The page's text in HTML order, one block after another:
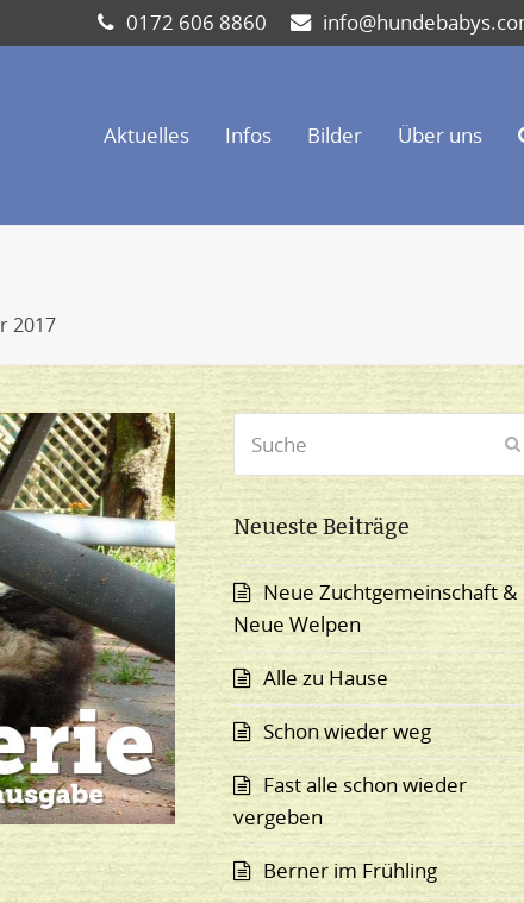
0172 606 8860
Aktuelles Infos Bilder Über uns
2017
Neueste Beiträge
Neue Zuchtgemeinschaft &
Neue Welpen
Alle zu Hause
Schon wieder weg
Fast alle schon wieder
vergeben
Berner im Frühling